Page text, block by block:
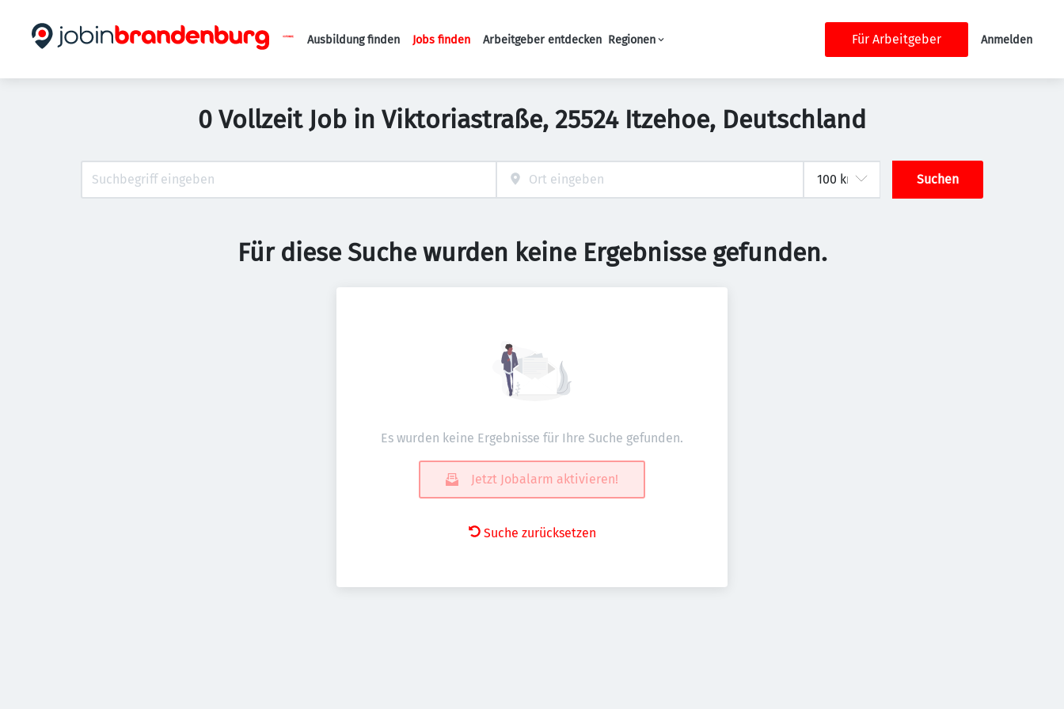
Haupt-Navigation
Ausbildung finden Jobs finden Arbeitgeber entdecken Regionen Für Arbeitgeber Anmelden
0 Vollzeit Job in Viktoriastraße, 25524 Itzehoe, Deutschland
Suchen
Für diese Suche wurden keine Ergebnisse gefunden.
Es wurden keine Ergebnisse für Ihre Suche gefunden.
Jetzt Jobalarm aktivieren!
Suche zurücksetzen